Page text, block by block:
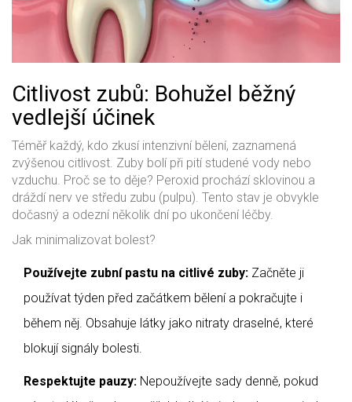
Citlivost zubů: Bohužel běžný
vedlejší účinek
Téměř každý, kdo zkusí intenzivní bělení, zaznamená
zvýšenou citlivost. Zuby bolí při pití studené vody nebo
vzduchu. Proč se to děje? Peroxid prochází sklovinou a
dráždí nerv ve středu zubu (pulpu). Tento stav je obvykle
dočasný a odezní několik dní po ukončení léčby.
Jak minimalizovat bolest?
Používejte zubní pastu na citlivé zuby: Začněte ji
používat týden před začátkem bělení a pokračujte i
během něj. Obsahuje látky jako nitraty draselné, které
blokují signály bolesti.
Respektujte pauzy: Nepoužívejte sady denně, pokud